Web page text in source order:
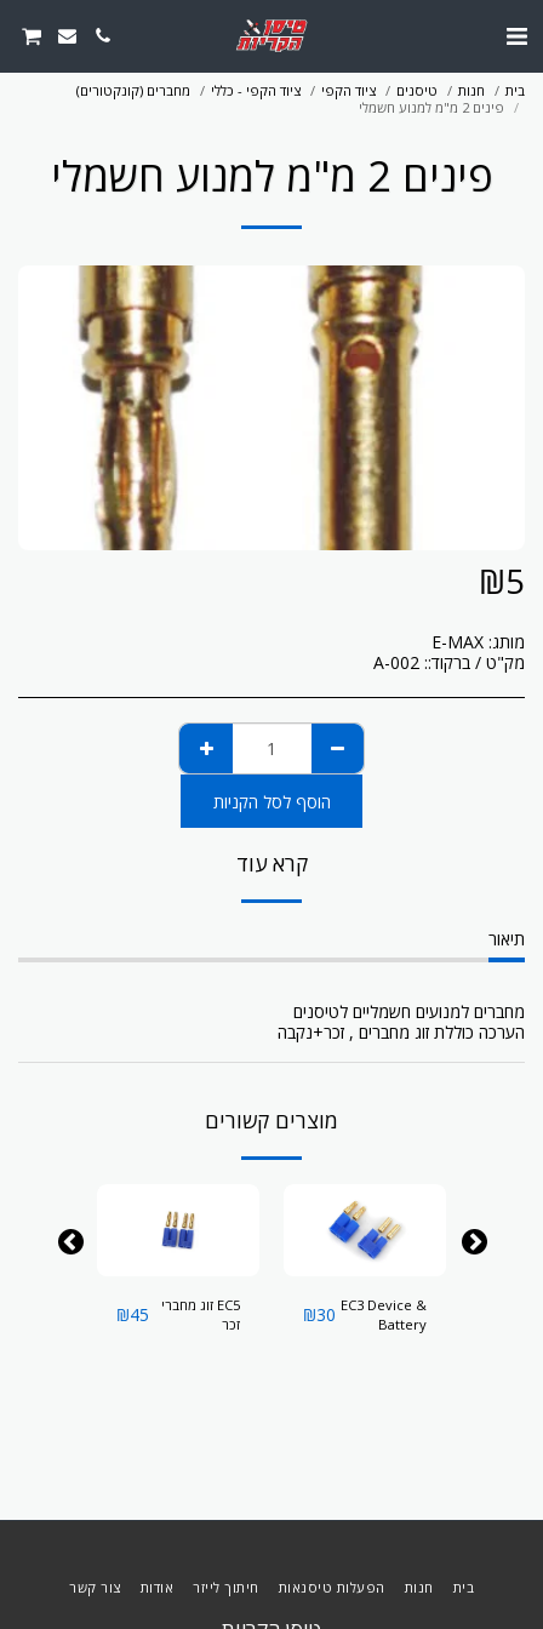
בית חנות טיסנים ציוד הקפי ציוד הקפי - כללי
מחברים (קונקטורים)
פינים 2 מ"מ למנוע חשמלי
פינים 2 מ"מ למנוע חשמלי
₪5
מותג: E-MAX
מק"ט / ברקוד:: A-002
הוסף לסל הקניות
קרא עוד
תיאור
מחברים למנועים חשמליים לטיסנים
הערכה כוללת זוג מחברים , זכר+נקבה
מוצרים קשורים
EC3 Device &
Battery
₪30
EC5 זוג מחברי
זכר
₪45
בית חנות הפעלות טיסנאות חיתוך לייזר אודות צור קשר